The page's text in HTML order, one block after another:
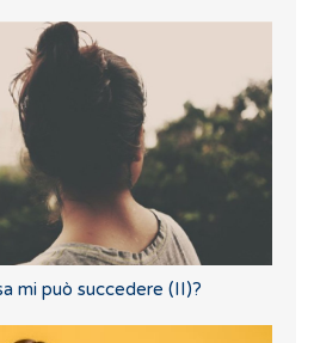
mi può succedere (II)?